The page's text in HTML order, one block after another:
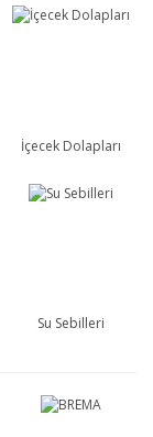
İçecek Dolapları
Su Sebilleri